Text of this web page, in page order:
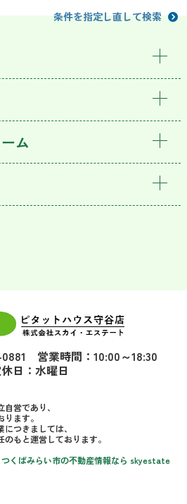
条件を指定し直して検索
ム
営業時間：10:00～18:30
日：水曜日
営であり、
ます。
つきましては、
もと運営しております。
くばみらい市の不動産情報なら skyestate